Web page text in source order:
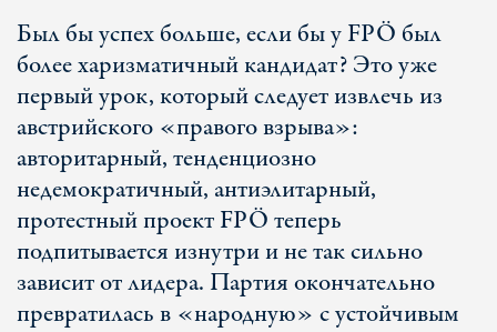
Был бы успех больше, если бы у FPÖ был
более харизматичный кандидат? Это уже
первый урок, который следует извлечь из
австрийского «правого взрыва»:
авторитарный, тенденциозно
недемократичный, антиэлитарный,
протестный проект FPÖ теперь
подпитывается изнутри и не так сильно
зависит от лидера. Партия окончательно
превратилась в «народную» с устойчивым